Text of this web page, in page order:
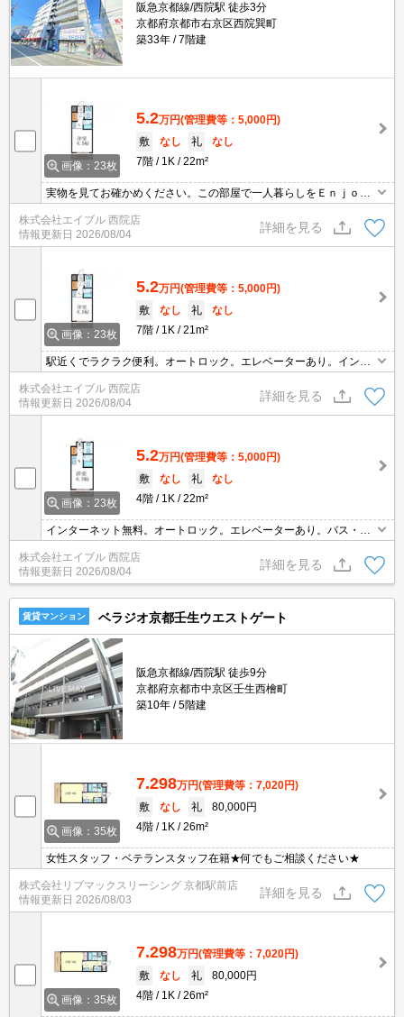
阪急京都線/西院駅 徒歩3分
京都府京都市右京区西院巽町
築33年
7階建
画像：23枚
5.2万円(管理費等：5,000円)
敷
なし 礼
なし
7階
1K 22m²
実物を見てお確かめください。この部屋で一人暮らしをＥｎｊｏ
ｙ。オートロック。TVインターホン付き。インターネット無料。
株式会社エイブル 西院店
情報更新日 2026/08/04
詳細を見る
画像：23枚
5.2万円(管理費等：5,000円)
敷
なし 礼
なし
7階
1K 21m²
駅近くでラクラク便利。オートロック。エレベーターあり。インタ
ーネット無料。都市ガス使用。TVインターホン付き。
株式会社エイブル 西院店
情報更新日 2026/08/04
詳細を見る
画像：23枚
5.2万円(管理費等：5,000円)
敷
なし 礼
なし
4階
1K 22m²
インターネット無料。オートロック。エレベーターあり。バス・ト
イレ別。室内洗濯機置場。
株式会社エイブル 西院店
情報更新日 2026/08/04
詳細を見る
賃貸マンション ベラジオ京都壬生ウエストゲート
阪急京都線/西院駅 徒歩9分
京都府京都市中京区壬生西檜町
築10年
5階建
画像：35枚
7.298万円(管理費等：7,020円)
敷
なし 礼
80,000円
4階
1K 26m²
女性スタッフ・ベテランスタッフ在籍★何でもご相談ください★
株式会社リブマックスリーシング 京都駅前店
情報更新日 2026/08/03
詳細を見る
画像：35枚
7.298万円(管理費等：7,020円)
敷
なし 礼
80,000円
4階
1K 26m²